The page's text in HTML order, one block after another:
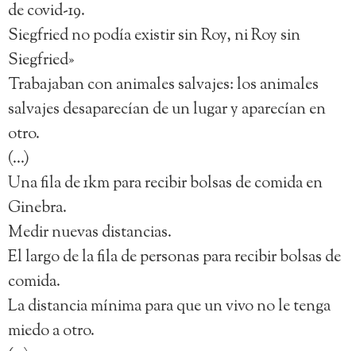
de covid-19.
Siegfried no podía existir sin Roy, ni Roy sin
Siegfried»
Trabajaban con animales salvajes: los animales
salvajes desaparecían de un lugar y aparecían en
otro.
(…)
Una fila de 1km para recibir bolsas de comida en
Ginebra.
Medir nuevas distancias.
El largo de la fila de personas para recibir bolsas de
comida.
La distancia mínima para que un vivo no le tenga
miedo a otro.